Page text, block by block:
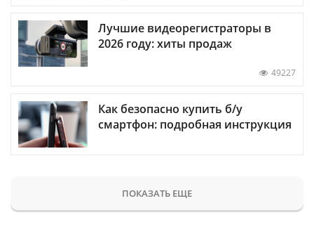
Лучшие видеорегистраторы в
2026 году: хиты продаж
49227
Как безопасно купить б/у
смартфон: подробная инструкция
ПОКАЗАТЬ ЕЩЕ